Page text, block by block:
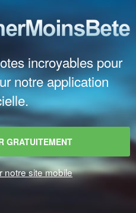
incroyables pour
notre application
GRATUITEMENT
notre site mobile